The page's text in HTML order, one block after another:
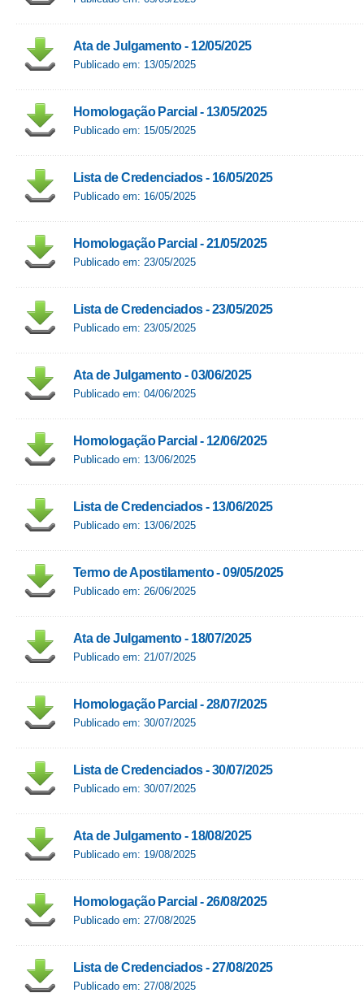
Ata de Julgamento - 12/05/2025
Publicado em: 13/05/2025
Homologação Parcial - 13/05/2025
Publicado em: 15/05/2025
Lista de Credenciados - 16/05/2025
Publicado em: 16/05/2025
Homologação Parcial - 21/05/2025
Publicado em: 23/05/2025
Lista de Credenciados - 23/05/2025
Publicado em: 23/05/2025
Ata de Julgamento - 03/06/2025
Publicado em: 04/06/2025
Homologação Parcial - 12/06/2025
Publicado em: 13/06/2025
Lista de Credenciados - 13/06/2025
Publicado em: 13/06/2025
Termo de Apostilamento - 09/05/2025
Publicado em: 26/06/2025
Ata de Julgamento - 18/07/2025
Publicado em: 21/07/2025
Homologação Parcial - 28/07/2025
Publicado em: 30/07/2025
Lista de Credenciados - 30/07/2025
Publicado em: 30/07/2025
Ata de Julgamento - 18/08/2025
Publicado em: 19/08/2025
Homologação Parcial - 26/08/2025
Publicado em: 27/08/2025
Lista de Credenciados - 27/08/2025
Publicado em: 27/08/2025